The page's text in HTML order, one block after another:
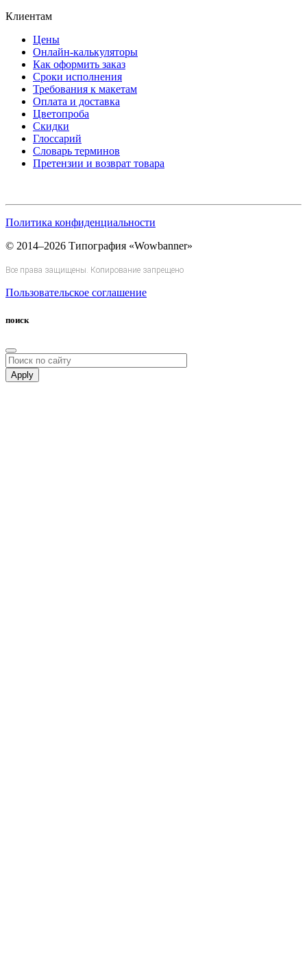
Клиентам
Цены
Онлайн-калькуляторы
Как оформить заказ
Сроки исполнения
Требования к макетам
Оплата и доставка
Цветопроба
Скидки
Глоссарий
Словарь терминов
Претензии и возврат товара
Политика конфиденциальности
© 2014–2026 Типография «Wowbanner»
Все права защищены. Копирование запрещено
Пользовательское соглашение
поиск